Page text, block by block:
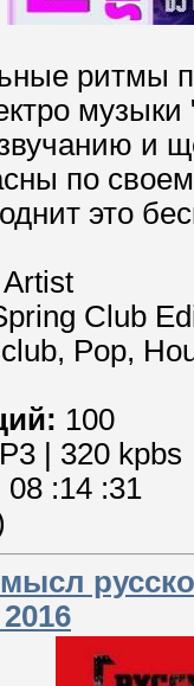
ритмы
по
это
Club
Pop,
100
| 320 kpbs
08 :14 :31